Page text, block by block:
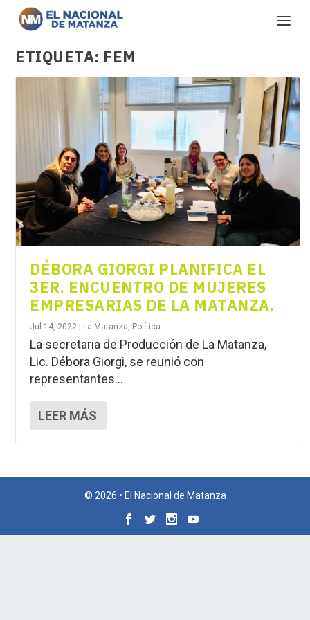
ETIQUETA: FEM
DÉBORA GIORGI PLANIFICA EL
3ER. ENCUENTRO DE MUJERES
EMPRESARIAS DE LA MATANZA.
Jul 14, 2022 La Matanza, Política
La secretaria de Producción de La Matanza,
Lic. Débora Giorgi, se reunió con
representantes...
LEER MÁS
© 2026 • El Nacional de Matanza